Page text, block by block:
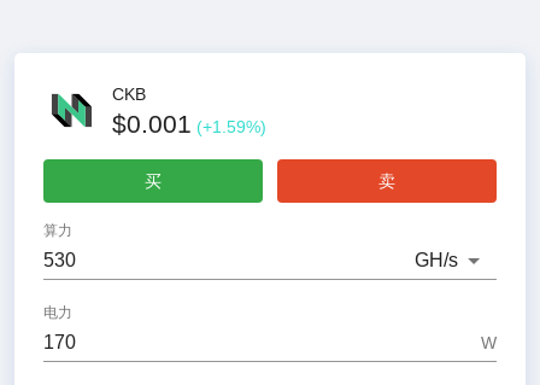
CKB
$0.001 (+1.59%)
买 卖
算力
GH/s
电力
W